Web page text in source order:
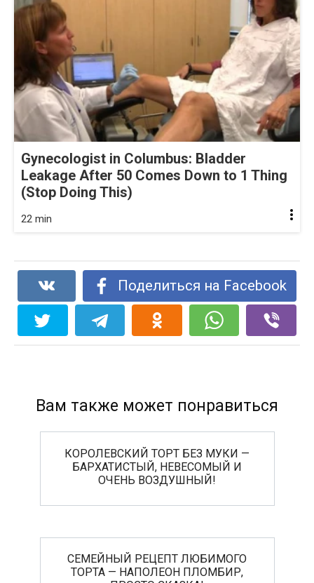
Gynecologist in Columbus: Bladder
Leakage After 50 Comes Down to 1 Thing
(Stop Doing This)
22 min
Поделиться на Facebook
Вам также может понравиться
КОРОЛЕВСКИЙ ТОРТ БЕЗ МУКИ —
БАРХАТИСТЫЙ, НЕВЕСОМЫЙ И
ОЧЕНЬ ВОЗДУШНЫЙ!
СЕМЕЙНЫЙ РЕЦЕПТ ЛЮБИМОГО
ТОРТА — НАПОЛЕОН ПЛОМБИР,